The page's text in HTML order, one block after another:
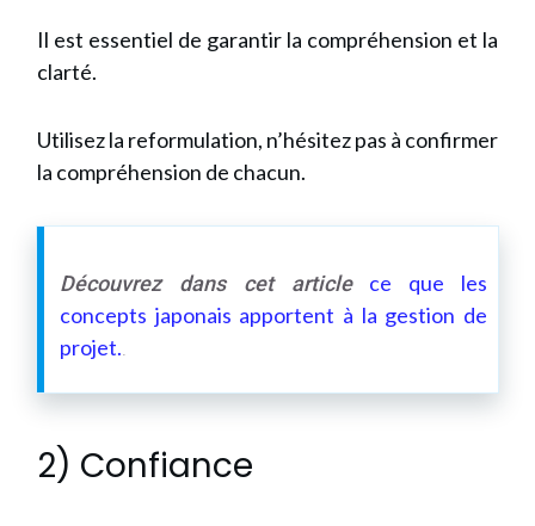
Il est essentiel de garantir la compréhension et la
clarté.
Utilisez la reformulation, n’hésitez pas à confirmer
la compréhension de chacun.
Découvrez dans cet article ce que les
concepts japonais apportent à la gestion de
projet.
2) Confiance